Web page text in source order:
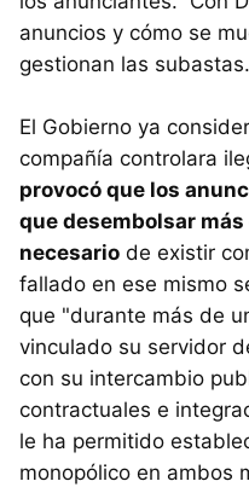
anuncios y cómo se
gestionan las subastas.
El Gobierno ya
compañía controlara
provocó que los
que desembolsar
necesario de existir
fallado en ese mismo
que "durante más de
vinculado su servidor
con su intercambio
contractuales e
le ha permitido
monopólico en ambos